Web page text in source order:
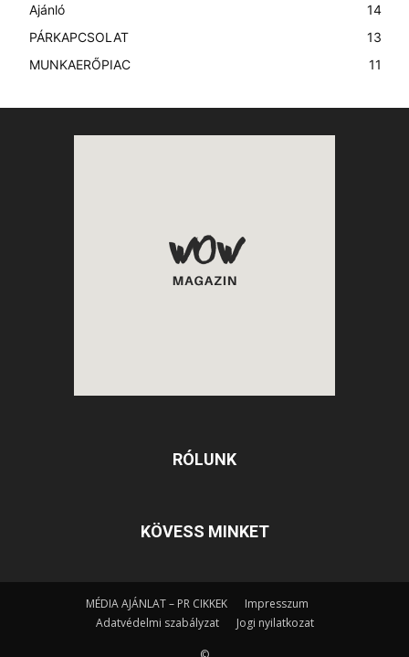
Ajánló
14
PÁRKAPCSOLAT
13
MUNKAERŐPIAC
11
RÓLUNK
KÖVESS MINKET
MÉDIA AJÁNLAT – PR CIKKEK
Impresszum
Adatvédelmi szabályzat
Jogi nyilatkozat